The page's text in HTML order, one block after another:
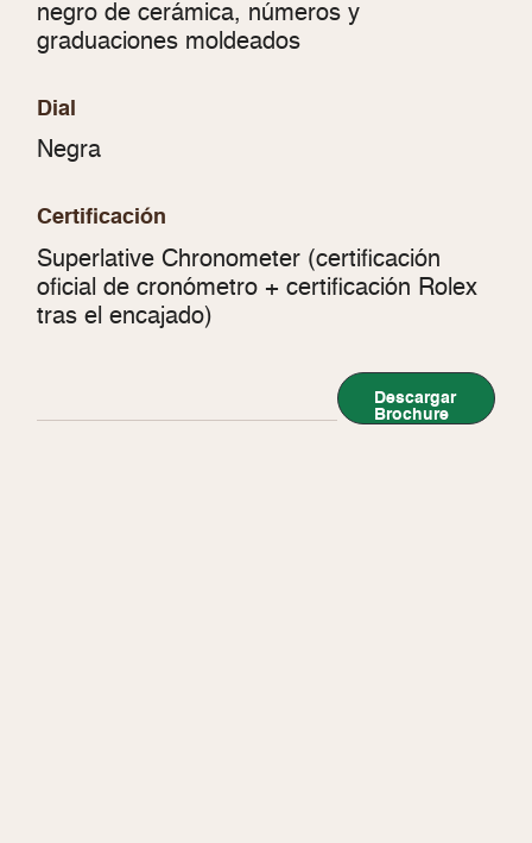
negro de cerámica, números y
graduaciones moldeados
Dial
Negra
Certificación
Superlative Chronometer (certificación
oficial de cronómetro + certificación Rolex
tras el encajado)
Descargar
Brochure